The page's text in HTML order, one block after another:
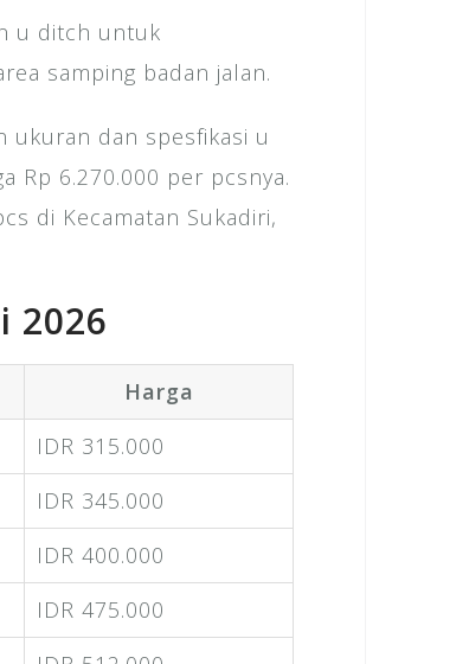
u ditch untuk
samping badan jalan.
ukuran dan spesfikasi u
Rp 6.270.000 per pcsnya.
di Kecamatan Sukadiri,
2026
Harga
IDR 315.000
IDR 345.000
IDR 400.000
IDR 475.000